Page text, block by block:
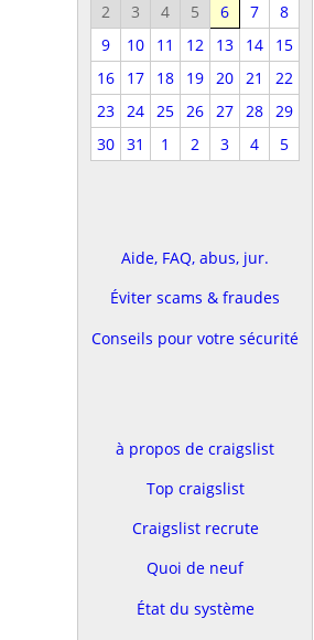
2 3 4 5 6 7
8
9
10 11 12 13 14
15
16
17 18 19 20 21
22
23 24 25 26 27 28 29
30 31 1 2 3 4 5
Aide, FAQ, abus, jur.
Éviter scams & fraudes
Conseils pour votre sécurité
à propos de craigslist
Top craigslist
Craigslist recrute
Quoi de neuf
État du système